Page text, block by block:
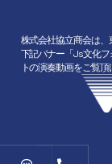
株式会社協立商会は、
下記バナー「Js文化
トの演奏動画をご覧頂